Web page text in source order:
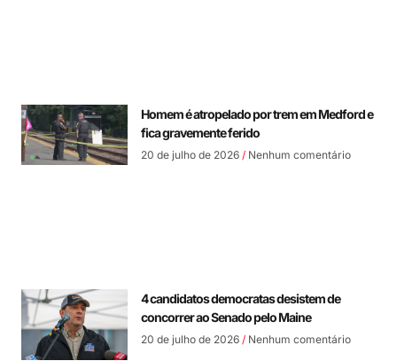
Homem é atropelado por trem em Medford e
fica gravemente ferido
20 de julho de 2026 Nenhum comentário
4 candidatos democratas desistem de
concorrer ao Senado pelo Maine
20 de julho de 2026 Nenhum comentário